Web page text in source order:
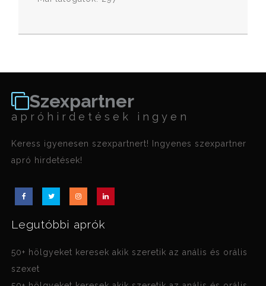
Szexpartner
apróhirdetések ingyen
Keress igyenesen szexpartnert! Ingyenes szexpartner
apró hirdetések!
Legutóbbi aprók
50+ hölgyeket keresek akik szeretik az anális és orális
szexet